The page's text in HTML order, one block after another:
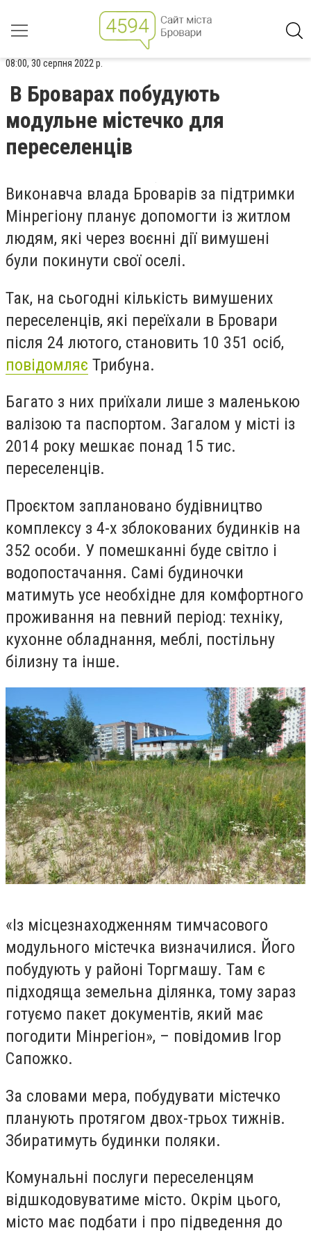
08:00, 30 серпня 2022 р.
В Броварах побудують
модульне містечко для
переселенців
Виконавча влада Броварів за підтримки
Мінрегіону планує допомогти із житлом
людям, які через воєнні дії вимушені
були покинути свої оселі.
Так, на сьогодні кількість вимушених
переселенців, які переїхали в Бровари
після 24 лютого, становить 10 351 осіб,
повідомляє Трибуна.
Багато з них приїхали лише з маленькою
валізою та паспортом. Загалом у місті із
2014 року мешкає понад 15 тис.
переселенців.
Проєктом заплановано будівництво
комплексу з 4-х зблокованих будинків на
352 особи. У помешканні буде світло і
водопостачання. Самі будиночки
матимуть усе необхідне для комфортного
проживання на певний період: техніку,
кухонне обладнання, меблі, постільну
білизну та інше.
«Із місцезнаходженням тимчасового
модульного містечка визначилися. Його
побудують у районі Торгмашу. Там є
підходяща земельна ділянка, тому зараз
готуємо пакет документів, який має
погодити Мінрегіон», – повідомив Ігор
Сапожко.
За словами мера, побудувати містечко
планують протягом двох-трьох тижнів.
Збиратимуть будинки поляки.
Комунальні послуги переселенцям
відшкодовуватиме місто. Окрім цього,
місто має подбати і про підведення до